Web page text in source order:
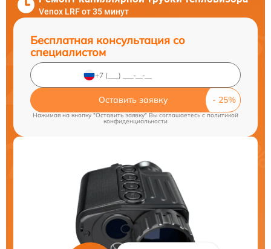
Venox LRF от 35 минут
Бесплатная консультация со
специалистом
Оставить заявку
Нажимая на кнопку "Оставить заявку" Вы соглашаетесь cполитикой
конфиденциальности